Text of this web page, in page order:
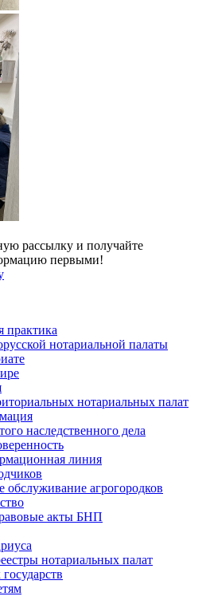
рассылку и получайте
первыми!
практика
нотариальной палаты
нотариальных палат
наследственного дела
линия
обслуживание агрогородков
акты БНП
нотариальных палат